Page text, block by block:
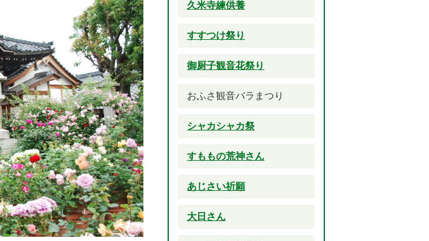
久米寺練供養
すすつけ祭り
御厨子観音花祭り
おふさ観音バラまつり
シャカシャカ祭
すももの荒神さん
あじさい祈願
大日さん